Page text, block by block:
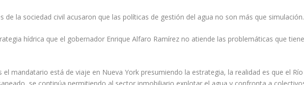
de la sociedad civil acusaron que las políticas de gestión del agua no son más que simulación.
hídrica que el gobernador Enrique Alfaro Ramírez no atiende las problemáticas que tiene
mandatario está de viaje en Nueva York presumiendo la estrategia, la realidad es que el Río